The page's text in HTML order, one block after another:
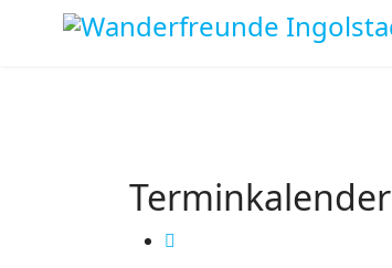
Terminkalender